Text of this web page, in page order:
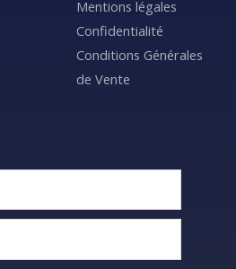
Mentions légales
Confidentialité
Conditions Générales
de Vente